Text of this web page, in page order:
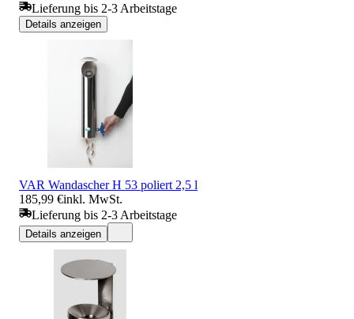
Lieferung bis 2-3 Arbeitstage
Details anzeigen
VAR Wandascher H 53 poliert 2,5 l
185,99 €inkl. MwSt.
Lieferung bis 2-3 Arbeitstage
Details anzeigen